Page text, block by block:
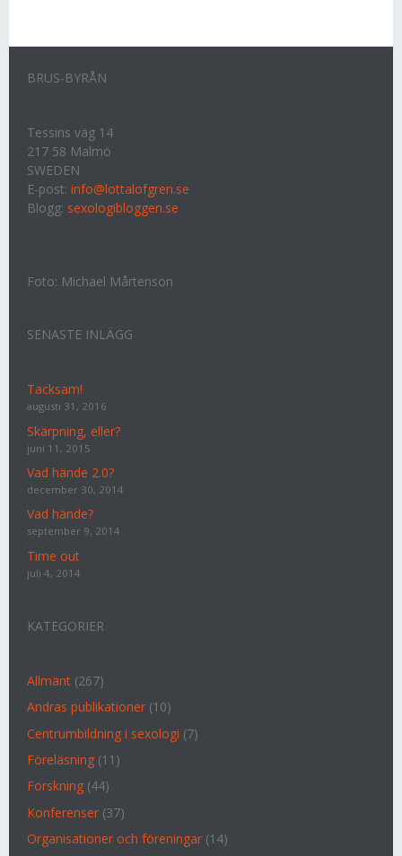
BRUS-BYRÅN
Tessins väg 14
217 58 Malmö
SWEDEN
E-post: info@lottalofgren.se
Blogg: sexologibloggen.se
Foto: Michael Mårtenson
SENASTE INLÄGG
Tacksam!
augusti 31, 2016
Skärpning, eller?
juni 11, 2015
Vad hände 2.0?
december 30, 2014
Vad hände?
september 9, 2014
Time out
juli 4, 2014
KATEGORIER
Allmänt (267)
Andras publikationer (10)
Centrumbildning i sexologi (7)
Föreläsning (11)
Forskning (44)
Konferenser (37)
Organisationer och föreningar (14)